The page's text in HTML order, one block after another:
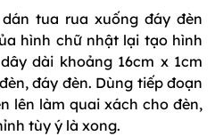
tua rua xuống đáy đèn
hình chữ nhật lại tạo hình
dài khoảng 16cm x 1cm
đáy đèn. Dùng tiếp đoạn
lên làm quai xách cho đèn,
tùy ý là xong.